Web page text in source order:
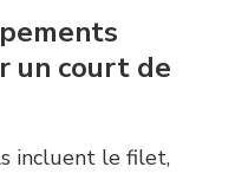
un court de
incluent le filet,